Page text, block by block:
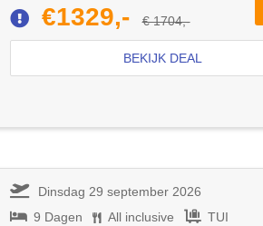
€1329,- € 1704,-
BEKIJK DEAL
Dinsdag 29 september 2026
9 Dagen
All inclusive
TUI